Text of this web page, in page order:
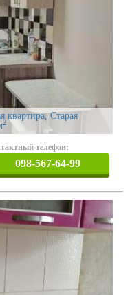
квартира, Старая
2
телефон:
098-567-64-99